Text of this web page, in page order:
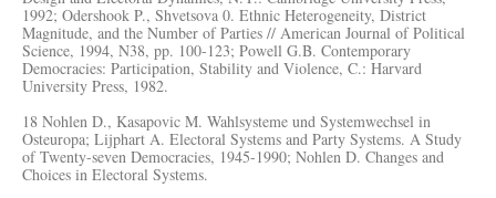
1992; Odershook P., Shvetsova 0. Ethnic Heterogeneity, District
Magnitude, and the Number of Parties // American Journal of Political
Science, 1994, N38, pp. 100-123; Powell G.B. Contemporary
Democracies: Participation, Stability and Violence, C.: Harvard
University Press, 1982.
18 Nohlen D., Kasapovic M. Wahlsysteme und Systemwechsel in
Osteuropa; Lijphart A. Electoral Systems and Party Systems. A Study
of Twenty-seven Democracies, 1945-1990; Nohlen D. Changes and
Choices in Electoral Systems.